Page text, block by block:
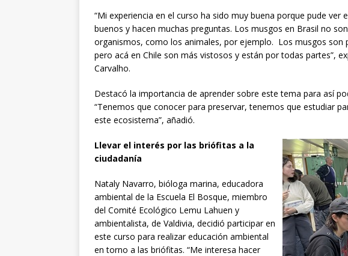
“Mi experiencia en el curso ha sido muy buena porque pude ver
buenos y hacen muchas preguntas. Los musgos en Brasil no
organismos, como los animales, por ejemplo. Los musgos son
pero acá en Chile son más vistosos y están por todas partes”,
Carvalho.
Destacó la importancia de aprender sobre este tema para así
“Tenemos que conocer para preservar, tenemos que estudiar
este ecosistema”, añadió.
Llevar el interés por las briófitas a la
ciudadanía
Nataly Navarro, bióloga marina, educadora
ambiental de la Escuela El Bosque, miembro
del Comité Ecológico Lemu Lahuen y
ambientalista, de Valdivia, decidió participar en
este curso para realizar educación ambiental
en torno a las briófitas. “Me interesa hacer